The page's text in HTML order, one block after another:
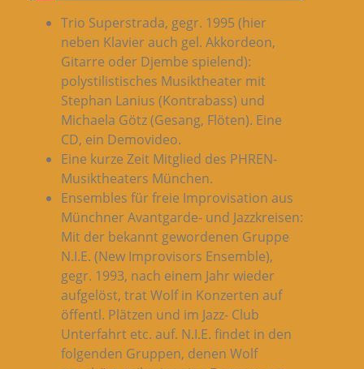
Trio Superstrada, gegr. 1995 (hier
neben Klavier auch gel. Akkordeon,
Gitarre oder Djembe spielend):
polystilistisches Musiktheater mit
Stephan Lanius (Kontrabass) und
Michaela Götz (Gesang, Flöten). Eine
CD, ein Demovideo.
Eine kurze Zeit Mitglied des PHREN-
Musiktheaters München.
Ensembles für freie Improvisation aus
Münchner Avantgarde- und Jazzkreisen:
Mit der bekannt gewordenen Gruppe
N.I.E. (New Improvisors Ensemble),
gegr. 1993, nach einem Jahr wieder
aufgelöst, trat Wolf in Konzerten auf
öffentl. Plätzen und im Jazz- Club
Unterfahrt etc. auf. N.I.E. findet in den
folgenden Gruppen, denen Wolf